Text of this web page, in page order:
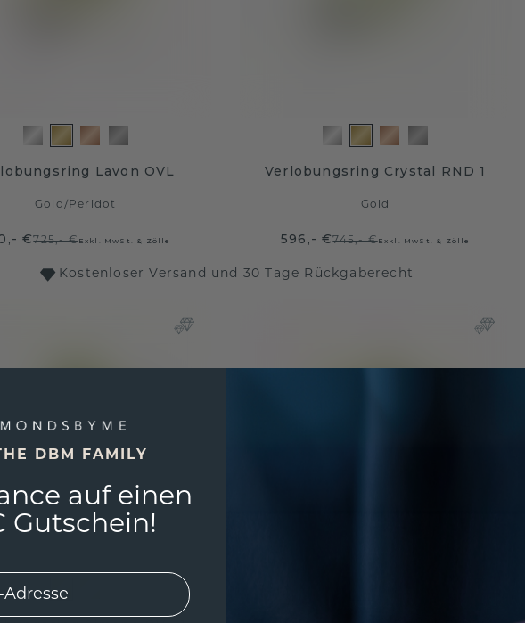
Lavon OVL
Gold / Peridot
€725,- €Exkl. MwSt. & Zölle
Verlobungsring Crystal RND 1
Gold
596,- €745,- €Exkl. MwSt. & Zölle
Kostenloser Versand und 30 Tage Rückgaberecht
DBM FAMILY
auf einen
Gutschein!